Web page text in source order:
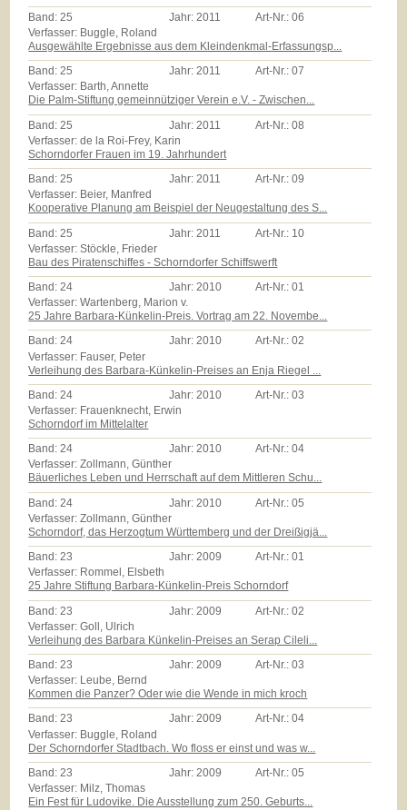
Band: 25 Jahr: 2011 Art-Nr.:06
Verfasser: Buggle, Roland
Ausgewählte Ergebnisse aus dem Kleindenkmal-Erfassungsp...
Band:25 Jahr:2011 Art-Nr.:07
Verfasser: Barth, Annette
Die Palm-Stiftung gemeinnütziger Verein e.V. - Zwischen...
Band: 25 Jahr: 2011 Art-Nr.:08
Verfasser: de la Roi-Frey, Karin
Schorndorfer Frauen im 19. Jahrhundert
Band:25 Jahr:2011 Art-Nr.:09
Verfasser: Beier, Manfred
Kooperative Planung am Beispiel der Neugestaltung des S...
Band: 25 Jahr: 2011 Art-Nr.: 10
Verfasser: Stöckle, Frieder
Bau des Piratenschiffes - Schorndorfer Schiffswerft
Band:24 Jahr:2010 Art-Nr.:01
Verfasser: Wartenberg, Marion v.
25 Jahre Barbara-Künkelin-Preis. Vortrag am 22. Novembe...
Band:24 Jahr:2010 Art-Nr.:02
Verfasser: Fauser, Peter
Verleihung des Barbara-Künkelin-Preises an Enja Riegel ...
Band:24 Jahr:2010 Art-Nr.:03
Verfasser: Frauenknecht, Erwin
Schorndorf im Mittelalter
Band:24 Jahr:2010 Art-Nr.:04
Verfasser: Zollmann, Günther
Bäuerliches Leben und Herrschaft auf dem Mittleren Schu...
Band: 24 Jahr: 2010 Art-Nr.:05
Verfasser: Zollmann, Günther
Schorndorf, das Herzogtum Württemberg und der Dreißigjä...
Band:23 Jahr:2009 Art-Nr.:01
Verfasser: Rommel, Elsbeth
25 Jahre Stiftung Barbara-Künkelin-Preis Schorndorf
Band: 23 Jahr: 2009 Art-Nr.:02
Verfasser: Goll, Ulrich
Verleihung des Barbara Künkelin-Preises an Serap Cileli...
Band:23 Jahr:2009 Art-Nr.:03
Verfasser: Leube, Bernd
Kommen die Panzer? Oder wie die Wende in mich kroch
Band:23 Jahr:2009 Art-Nr.:04
Verfasser: Buggle, Roland
Der Schorndorfer Stadtbach. Wo floss er einst und was w...
Band:23 Jahr:2009 Art-Nr.:05
Verfasser: Milz, Thomas
Ein Fest für Ludovike. Die Ausstellung zum 250. Geburts...